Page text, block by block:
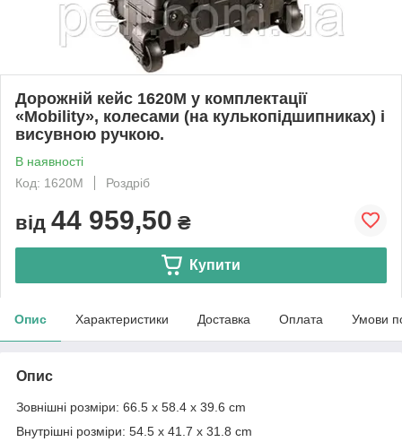
Дорожній кейс 1620M у комплектації
«Mobility», колесами (на кулькопідшипниках) і
висувною ручкою.
В наявності
Код: 1620M
Роздріб
від 44 959,50 ₴
Купити
Опис Характеристики Доставка Оплата Умови
Опис
Зовнішні розміри: 66.5 x 58.4 x 39.6 cm
Внутрішні розміри: 54.5 x 41.7 x 31.8 cm